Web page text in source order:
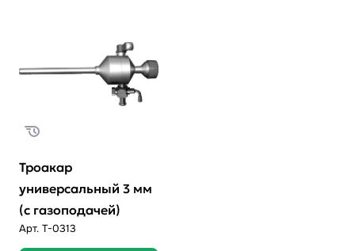
Троакар
универсальный 3 мм
(c газоподачей)
Арт. T-0313